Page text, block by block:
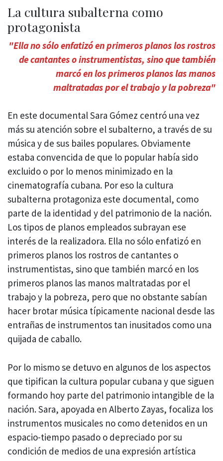
La cultura subalterna como
protagonista
"Ella no sólo enfatizó en primeros planos los rostros
de cantantes o instrumentistas, sino que también
marcó en los primeros planos las manos
maltratadas por el trabajo y la pobreza"
En este documental Sara Gómez centró una vez
más su atención sobre el subalterno, a través de su
música y de sus bailes populares. Obviamente
estaba convencida de que lo popular había sido
excluido o por lo menos minimizado en la
cinematografía cubana. Por eso la cultura
subalterna protagoniza este documental, como
parte de la identidad y del patrimonio de la nación.
Los tipos de planos empleados subrayan ese
interés de la realizadora. Ella no sólo enfatizó en
primeros planos los rostros de cantantes o
instrumentistas, sino que también marcó en los
primeros planos las manos maltratadas por el
trabajo y la pobreza, pero que no obstante sabían
hacer brotar música típicamente nacional desde las
entrañas de instrumentos tan inusitados como una
quijada de caballo.
Por lo mismo se detuvo en algunos de los aspectos
que tipifican la cultura popular cubana y que siguen
formando hoy parte del patrimonio intangible de la
nación. Sara, apoyada en Alberto Zayas, focaliza los
instrumentos musicales no como detenidos en un
espacio-tiempo pasado o depreciado por su
condición de medios de una expresión artística